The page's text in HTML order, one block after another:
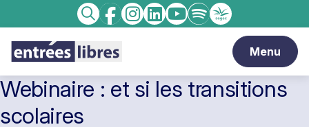
Menu
Recherche
Facebook
Instagram
linkedinYoutube
SpotifyEnseignement
catholique
Webinaire : et si les transitions
scolaires